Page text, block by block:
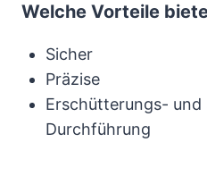
Welche Vorteile
Sicher
Präzise
Erschütterungs- und
Durchführung